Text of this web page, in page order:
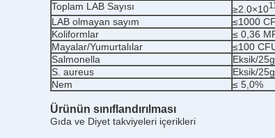
Toplam LAB Sayısı
≥2.0×1011
LAB olmayan sayım
≤1000
Koliformlar
≤ 0,36
Mayalar/Yumurtalılar
≤100
Salmonella
Eksik/25g
S. aureus
Eksik/25g
Nem
≤ 5,0%
Ürünün sınıflandırılması
Gıda ve Diyet takviyeleri içerikleri